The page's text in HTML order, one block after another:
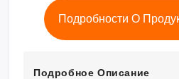
Подробности О
Подробное Описание